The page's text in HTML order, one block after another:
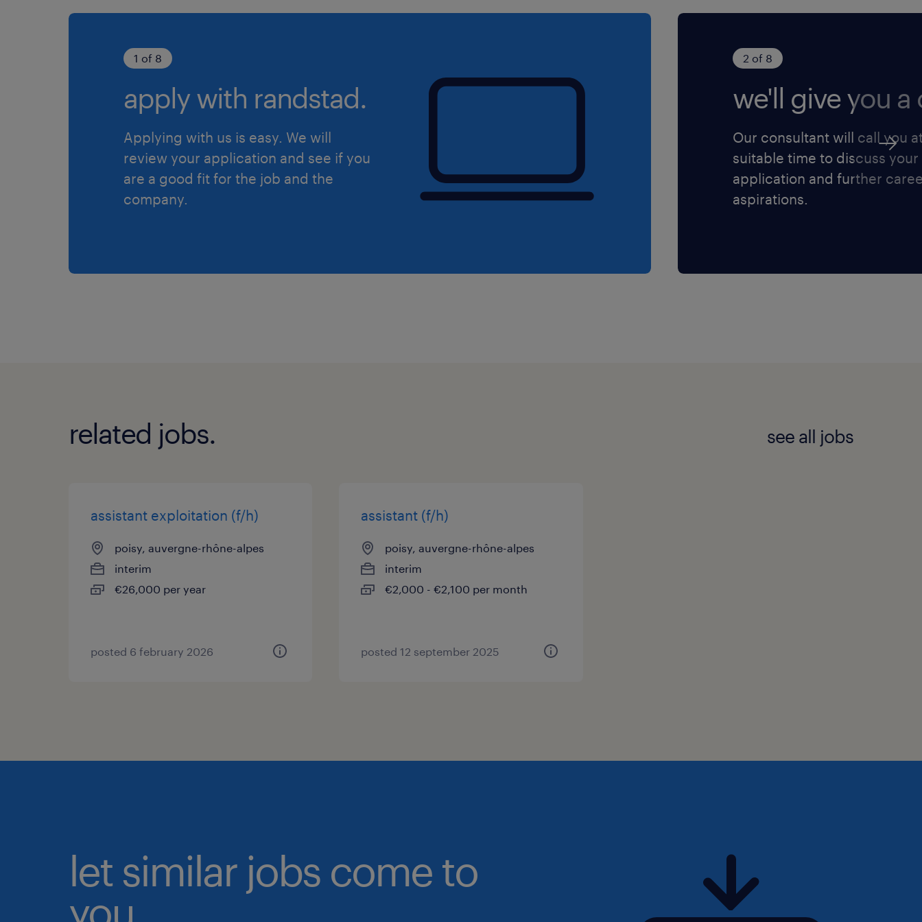
1 of 8
apply with randstad.
Applying with us is easy. We will
review your application and see if you
are a good fit for the job and the
company.
2 of 8
we'll give you a
Our consultant will call you
suitable time to discuss your
application and further
aspirations.
related jobs. see all jobs
assistant exploitation (f/h)
poisy, auvergne-rhône-alpes
interim
€26,000 per year
posted 6 february 2026
assistant (f/h)
poisy, auvergne-rhône-alpes
interim
€2,000 - €2,100 per month
posted 12 september 2025
let similar jobs come to
you